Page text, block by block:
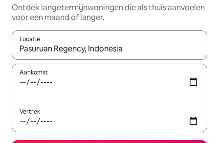
Ontdek langetermijnwoningen die als thuis aanvoelen
voor een maand of langer.
Locatie
Wanneer er resultaten beschikbaar zijn, maak je een keuze
Aankomst
Vertrek